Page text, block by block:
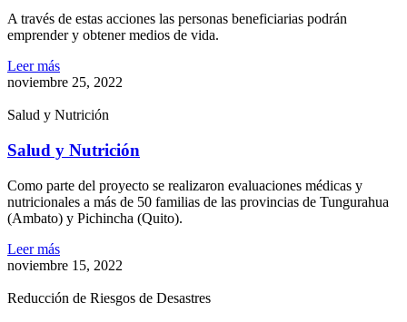
A través de estas acciones las personas beneficiarias podrán
emprender y obtener medios de vida.
Leer más
noviembre 25, 2022
Salud y Nutrición
Salud y Nutrición
Como parte del proyecto se realizaron evaluaciones médicas y
nutricionales a más de 50 familias de las provincias de Tungurahua
(Ambato) y Pichincha (Quito).
Leer más
noviembre 15, 2022
Reducción de Riesgos de Desastres